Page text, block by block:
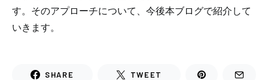
す。そのアプローチについて、今後本ブログで紹介して
いきます。
SHARE TWEET